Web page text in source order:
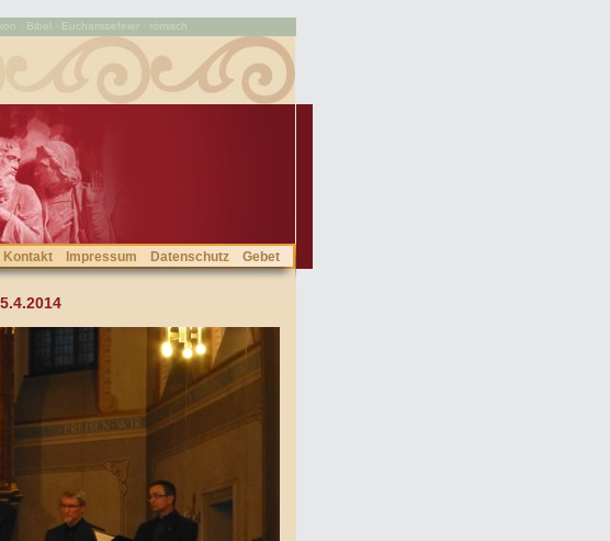
· Bibel · Eucharistiefeier · römisch
Kontakt Impressum Datenschutz Gebet